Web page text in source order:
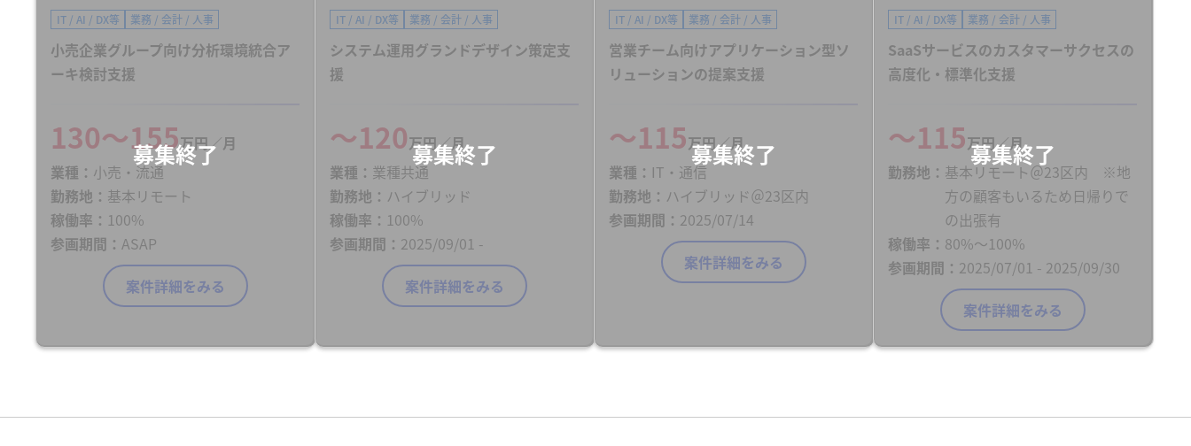
IT / AI / DX等 業務 / 会計 / 人事
小売企業グループ向け分析環境統合ア
ーキ検討支援
130〜155万円／月
業種
小売・流通
勤務地
基本リモート
稼働率
100%
参画期間
ASAP
案件詳細をみる
IT / AI / DX等 業務 / 会計 / 人事
システム運用グランドデザイン策定支
援
〜120万円／月
業種
業種共通
勤務地
ハイブリッド
稼働率
100%
参画期間
2025/09/01 -
案件詳細をみる
IT / AI / DX等 業務 / 会計 / 人事
営業チーム向けアプリケーション型ソ
リューションの提案支援
〜115万円／月
業種
IT・通信
勤務地
ハイブリッド＠23区内
参画期間
2025/07/14
案件詳細をみる
IT / AI / DX等 業務 / 会計 / 人事
SaaSサービスのカスタマーサクセスの
高度化・標準化支援
〜115万円／月
勤務地
基本リモート＠23区内 ※地
方の顧客もいるため日帰りで
の出張有
稼働率
80%〜100%
参画期間
2025/07/01 - 2025/09/30
案件詳細をみる